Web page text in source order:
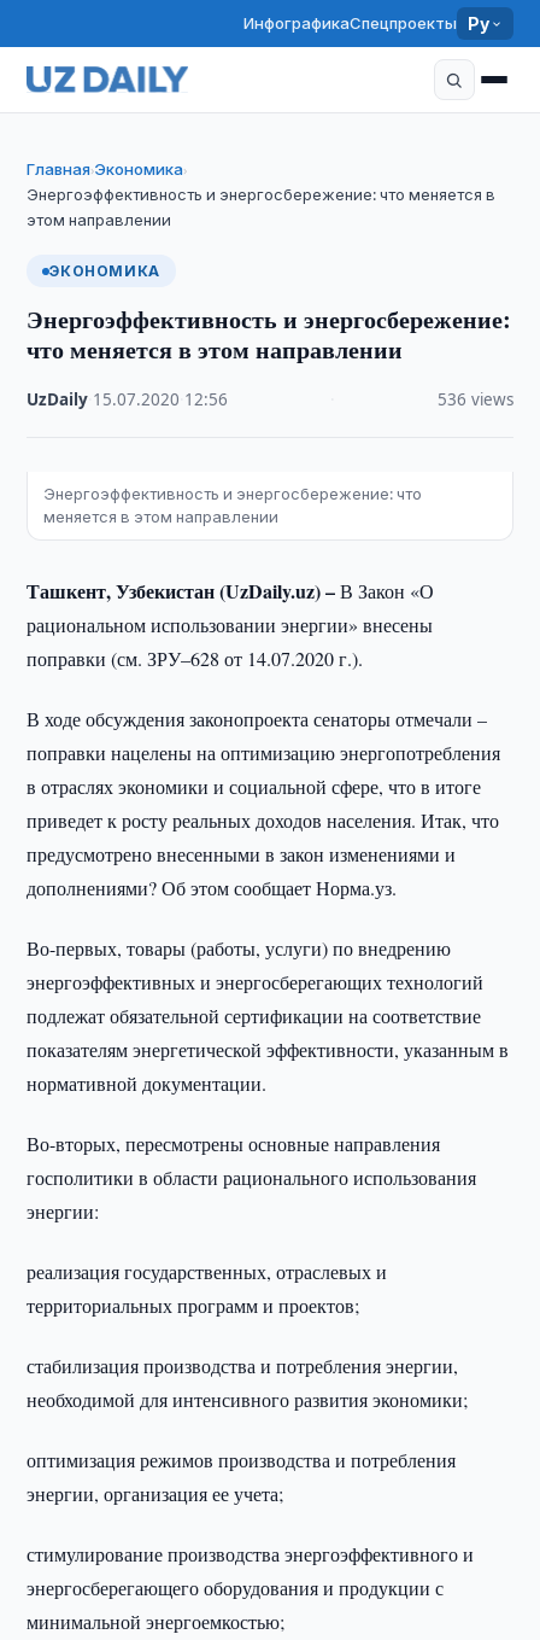
ИнфографикаСпецпроекты Ру
Главная›Экономика›
Энергоэффективность и энергосбережение: что меняется в
этом направлении
ЭКОНОМИКА
Энергоэффективность и энергосбережение:
что меняется в этом направлении
UzDaily 15.07.2020 12:56 536 views
Энергоэффективность и энергосбережение: что
меняется в этом направлении
Ташкент, Узбекистан (UzDaily.uz) –В Закон «О
рациональном использовании энергии» внесены
поправки (см. ЗРУ–628 от 14.07.2020 г.).
В ходе обсуждения законопроекта сенаторы отмечали –
поправки нацелены на оптимизацию энергопотребления
в отраслях экономики и социальной сфере, что в итоге
приведет к росту реальных доходов населения. Итак, что
предусмотрено внесенными в закон изменениями и
дополнениями? Об этом сообщает Норма.уз.
Во-первых, товары (работы, услуги) по внедрению
энергоэффективных и энергосберегающих технологий
подлежат обязательной сертификации на соответствие
показателям энергетической эффективности, указанным в
нормативной документации.
Во-вторых, пересмотрены основные направления
госполитики в области рационального использования
энергии:
реализация государственных, отраслевых и
территориальных программ и проектов;
стабилизация производства и потребления энергии,
необходимой для интенсивного развития экономики;
оптимизация режимов производства и потребления
энергии, организация ее учета;
стимулирование производства энергоэффективного и
энергосберегающего оборудования и продукции с
минимальной энергоемкостью;